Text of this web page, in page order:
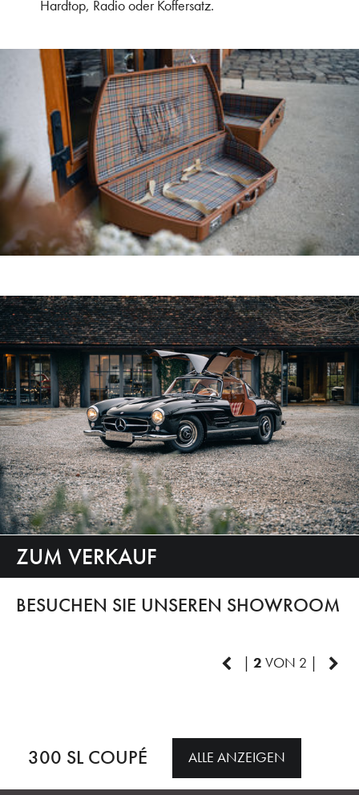
Hardtop, Radio oder Koffersatz.
ZUM VERKAUF
BESUCHEN SIE UNSEREN SHOWROOM
| 2 VON 2 |
300 SL COUPÉ ALLE ANZEIGEN